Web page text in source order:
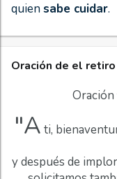
quiensabe cuidar.
Oración de el retiro
Oración
"A ti,
y después de